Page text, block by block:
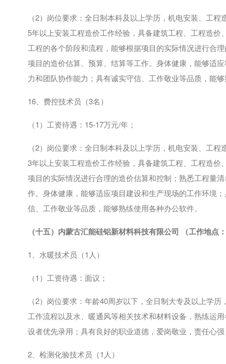
（2）岗位要求：全日制本科及以上学历，机电安装、工
5年以上安装工程造价工作经验，具备建筑工程、工程造
工程的各个阶段和流程，能够根据项目的实际情况进行合
项目的造价估算、预算、结算等工作。身体健康，能够适
力和团队协作能力；具有诚实守信、工作敬业等品质，能
16、费控技术员（3名）
（1）工资待遇： 15-17万元/年；
（2）岗位要求：全日制本科及以上学历，机电安装、工
3年以上安装工程造价工作经验，具备建筑工程、工程造
项目的实际情况进行合理的造价估算和控制；熟悉工程量
作。身体健康，能够适应项目建设和生产现场的工作环境
信、工作敬业等品质，能够熟练使用各种办公软件。
（十五）内蒙古汇能硅铝新材料科技有限公司 （工作地点
1、水暖技术员（1 人）
（1）工资待遇：面议；
（2）岗位要求：年龄40周岁以下，全日制大专及以上学
工作流程以及水、暖通风等相关技术和材料设备，熟练运
设者优先录用；具有良好的职业道德，爱岗敬业，责任心
2、检测化验技术员（1 人）